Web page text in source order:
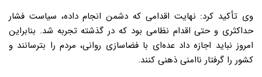
وی تأکید کرد: نهایت اقدامی که دشمن انجام داده، سیاست فشار
حداکثری و حتی اقدام نظامی بود که در گذشته تجربه شد. بنابراین
امروز نباید اجازه داد عده‌ای با فضاسازی روانی، مردم را بترسانند و
کشور را گرفتار ناامنی ذهنی کنند.